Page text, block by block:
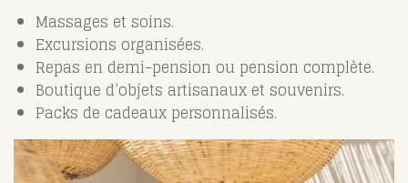
Massages et soins.
Excursions organisées.
Repas en demi-pension ou pension complète.
Boutique d’objets artisanaux et souvenirs.
Packs de cadeaux personnalisés.